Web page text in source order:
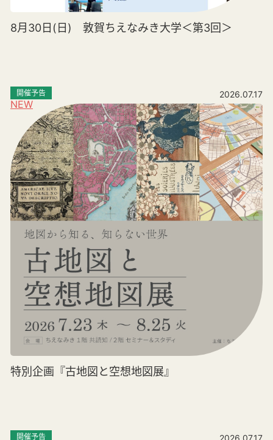
8月30日(日) 敦賀ちえなみき大学＜第3回＞
NEW
開催予告 2026.07.17
特別企画『古地図と空想地図展』
開催予告 2026.07.17